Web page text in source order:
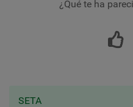
¿Qué te ha
SETA